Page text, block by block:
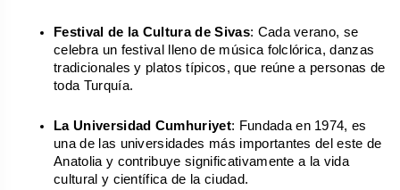
Festival de la Cultura de Sivas: Cada verano, se
celebra un festival lleno de música folclórica, danzas
tradicionales y platos típicos, que reúne a personas de
toda Turquía.
La Universidad Cumhuriyet: Fundada en 1974, es
una de las universidades más importantes del este de
Anatolia y contribuye significativamente a la vida
cultural y científica de la ciudad.